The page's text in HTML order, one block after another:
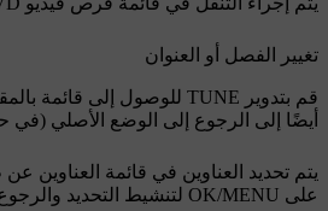
تغيير الفصل أو العنوان
قم بتدوير TUNE للوصول إلى قائمة
أيضًا إلى الرجوع إلى الوضع الأصلي (في
يتم تحديد العناوين في قائمة العناوين
على OK/MENU لتنشيط التحديد